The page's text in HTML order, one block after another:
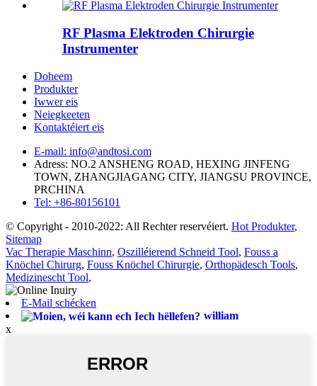
RF Plasma Elektroden Chirurgie
Instrumenter
Doheem
Produkter
Iwwer eis
Neiegkeeten
Kontaktéiert eis
E-mail: info@andtosi.com
Adress: NO.2 ANSHENG ROAD, HEXING JINFENG
TOWN, ZHANGJIAGANG CITY, JIANGSU PROVINCE,
PRCHINA
Tel: +86-80156101
© Copyright - 2010-2022: All Rechter reservéiert. Hot Produkter,
Sitemap
Vac Therapie Maschinn, Oszilléierend Schneid Tool, Fouss a
Knöchel Chirurg, Fouss Knöchel Chirurgie, Orthopädesch Tools,
Medizinescht Tool,
E-Mail schécken
william
x